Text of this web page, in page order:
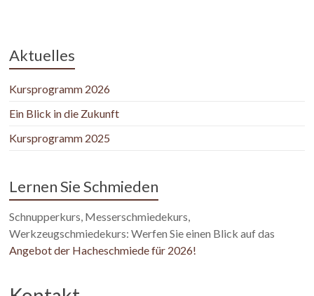
Aktuelles
Kursprogramm 2026
Ein Blick in die Zukunft
Kursprogramm 2025
Lernen Sie Schmieden
Schnupperkurs, Messerschmiedekurs,
Werkzeugschmiedekurs: Werfen Sie einen Blick auf das
Angebot der Hacheschmiede für 2026!